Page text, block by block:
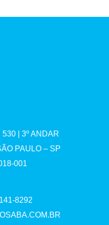
| 3º ANDAR
PAULO – SP
001
8292